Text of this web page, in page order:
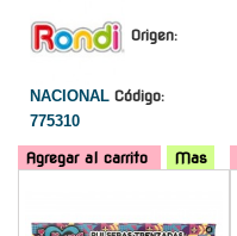
Origen:
NACIONAL Código:
775310
Agregar al carrito Mas